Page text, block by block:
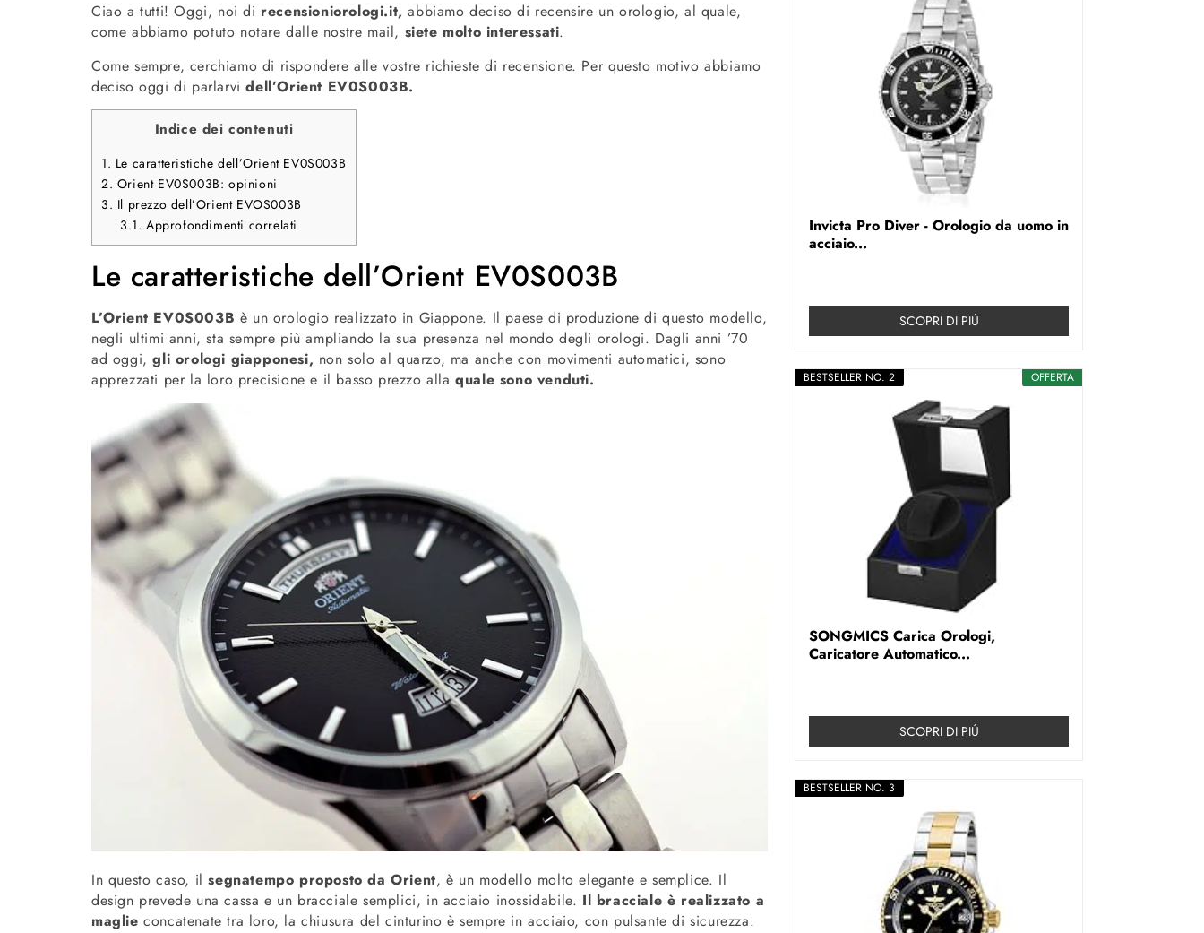
Ciao a tutti! Oggi, noi di recensioniorologi.it, abbiamo deciso di recensire un orologio, al quale,
come abbiamo potuto notare dalle nostre mail, siete molto interessati.
Come sempre, cerchiamo di rispondere alle vostre richieste di recensione. Per questo motivo abbiamo
deciso oggi di parlarvidell’Orient EV0S003B.
Indice dei contenuti
1. Le caratteristiche dell’Orient EV0S003B
2. Orient EV0S003B: opinioni
3. Il prezzo dell’Orient EVOS003B
3.1. Approfondimenti correlati
Le caratteristiche dell’Orient EV0S003B
L’Orient EV0S003B è un orologio realizzato in Giappone. Il paese di produzione di questo modello,
negli ultimi anni, sta sempre più ampliando la sua presenza nel mondo degli orologi. Dagli anni ’70
ad oggi,gli orologi giapponesi, non solo al quarzo, ma anche con movimenti automatici, sono
apprezzati per la loro precisione e il basso prezzo allaquale sono venduti.
In questo caso, il segnatempo proposto da Orient, è un modello molto elegante e semplice. Il
design prevede una cassa e un bracciale semplici, in acciaio inossidabile. Il bracciale è realizzato a
maglie concatenate tra loro, la chiusura del cinturino è sempre in acciaio, con pulsante di sicurezza.
Invicta Pro Diver - Orologio da uomo in
acciaio...
SCOPRI DI PIÚ
OFFERTA
BESTSELLER NO. 2
SONGMICS Carica Orologi,
Caricatore Automatico...
SCOPRI DI PIÚ
BESTSELLER NO. 3